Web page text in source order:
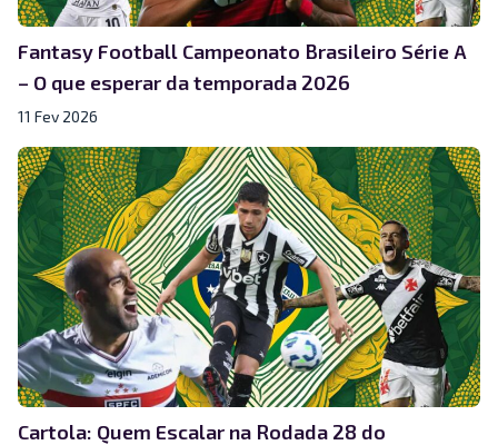
Fantasy Football Campeonato Brasileiro Série A
– O que esperar da temporada 2026
11 Fev 2026
Cartola: Quem Escalar na Rodada 28 do